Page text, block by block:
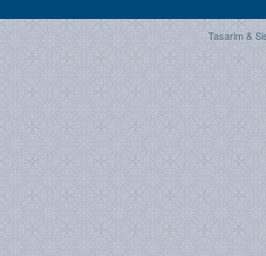
Tasarim &